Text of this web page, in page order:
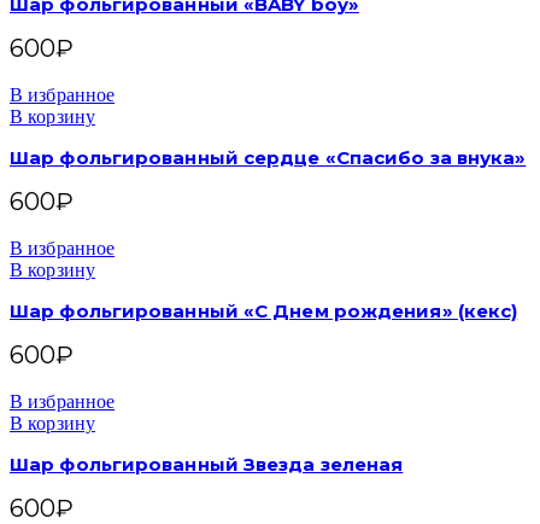
600₽
В избранное
В корзину
Шар фольгированный сердце «Спасибо за внука»
600₽
В избранное
В корзину
Шар фольгированный «С Днем рождения» (кекс)
600₽
В избранное
В корзину
Шар фольгированный Звезда зеленая
600₽